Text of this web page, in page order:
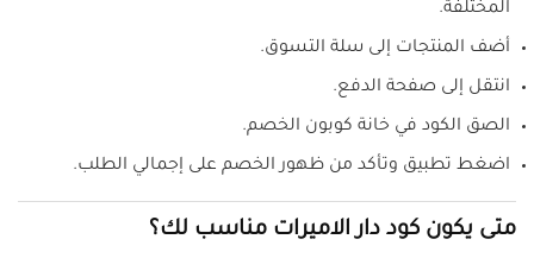
المختلفة.
أضف المنتجات إلى سلة التسوق.
انتقل إلى صفحة الدفع.
الصق الكود في خانة كوبون الخصم.
اضغط تطبيق وتأكد من ظهور الخصم على إجمالي الطلب.
متى يكون كود دار الاميرات مناسب لك؟